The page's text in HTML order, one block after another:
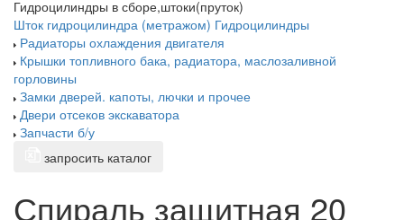
Гидроцилиндры в сборе,штоки(пруток)
Шток гидроцилиндра (метражом) Гидроцилиндры
Радиаторы охлаждения двигателя
Крышки топливного бака, радиатора, маслозаливной
горловины
Замки дверей. капоты, лючки и прочее
Двери отсеков экскаватора
Запчасти б/у
запросить каталог
Спираль защитная 20